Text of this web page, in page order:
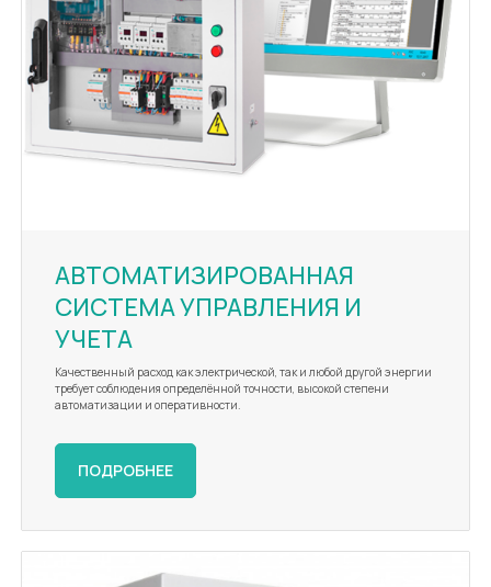
АВТОМАТИЗИРОВАННАЯ
СИСТЕМА УПРАВЛЕНИЯ И
УЧЕТА
Качественный расход как электрической, так и любой другой энергии
требует соблюдения определённой точности, высокой степени
автоматизации и оперативности.
ПОДРОБНЕЕ